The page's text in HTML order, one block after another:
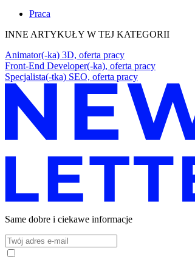
Praca
INNE ARTYKUŁY W TEJ KATEGORII
Animator(-ka) 3D, oferta pracy
Front-End Developer(-ka), oferta pracy
Specjalista(-tka) SEO, oferta pracy
Same dobre i ciekawe informacje